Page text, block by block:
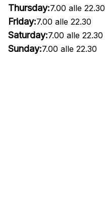
Thursday:7.00 alle 22.30
Friday:7.00 alle 22.30
Saturday:7.00 alle 22.30
Sunday:7.00 alle 22.30